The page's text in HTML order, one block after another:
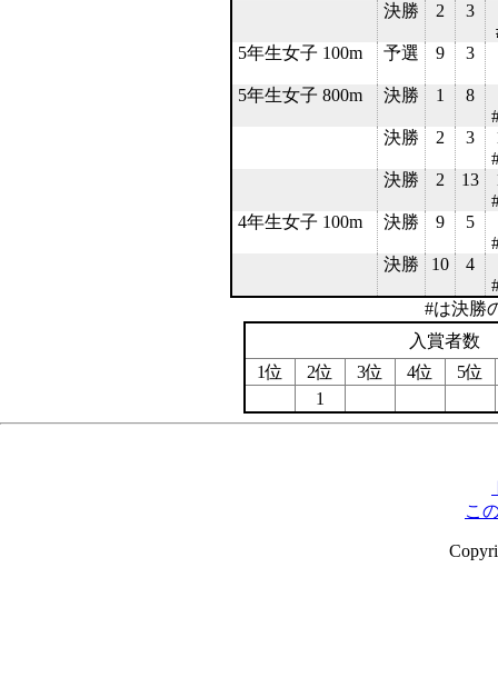
決勝
2
3
5年生女子 100m
予選 9 3
5年生女子 800m 決勝 1
8
決勝
2 3
決勝
2 13
4年生女子 100m
決勝 9
5
決勝
10
4
#は決勝
入賞者数
1位
2位 3位 4位
5位
1
こ